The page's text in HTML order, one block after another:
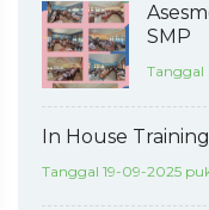
SMP
Tanggal
In House
Tanggal 19-09-2025